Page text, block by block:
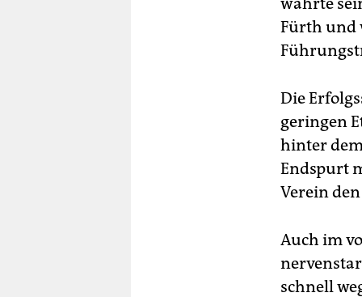
Fürth und
Die
geringen
hinter
Endspurt
Verein
Auch im
schnell